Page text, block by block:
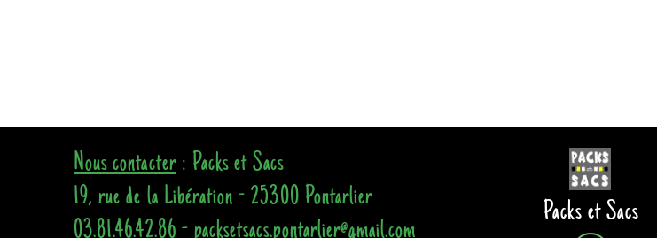
Packs et Sacs
Nous contacter: Packs et Sacs
19, rue de la Libération - 25300 Pontarlier
03.81.46.42.86 - packsetsacs.pontarlier@gmail.com